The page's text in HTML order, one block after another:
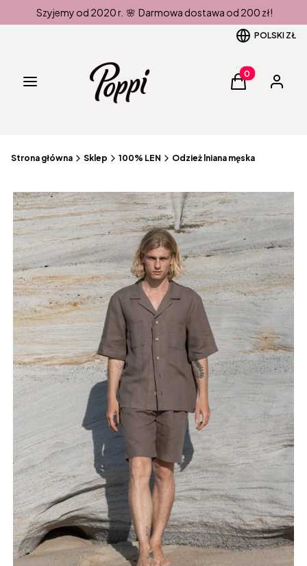
Szyjemy od 2020 r. 🌸 Darmowa dostawa od 200 zł!
POLSKI ZŁ
Menu Produkty w
Koszyk
Strona główna Sklep 100% LEN Odzież lniana męska